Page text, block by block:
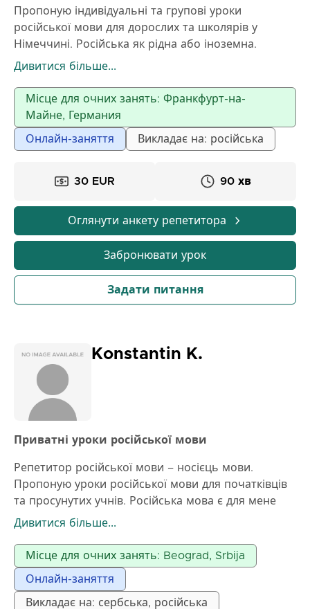
Пропоную індивідуальні та групові уроки
російської мови для дорослих та школярів у
Німеччині. Російська як рідна або іноземна.
Розумію складне, підбираю програму під цілі та
Використовую перевірену ефективну методику.
Досвід викладання — більше 30 років.
Дивитися більше...
Місце для очних занять: Франкфурт-на-
Майне, Германия
Онлайн-заняття Викладає на: російська
30 EUR 90 хв
Оглянути анкету репетитора
Забронювати урок
Задати питання
Konstantin K.
Приватні уроки російської мови
Репетитор російської мови – носієць мови.
Пропоную уроки російської мови для початківців
та просунутих учнів. Російська мова є для мене
рідною, що дозволяє автентично навчати вимови,
працюю за сучасними методами з індивідуальним
підходом до кожного учня. Основна увага
приділяється розмовній практиці, граматиці та
практичному використанню мови в повсякденних
Дивитися більше...
Місце для очних занять: Beograd, Srbija
Онлайн-заняття
Викладає на: сербська, російська